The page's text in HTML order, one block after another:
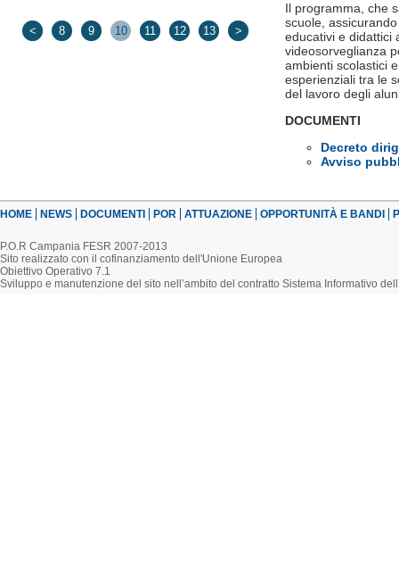
Il programma, che
scuole,
educativi e didattici
videosorveglianza
ambienti scolastici
esperienziali tra le
del lavoro degli
DOCUMENTI
Decreto
Avviso
< 8 9 10 11 12 13 >
HOME NEWS DOCUMENTI POR ATTUAZIONE OPPORTUNITÀ E BANDI
P.O.R Campania FESR 2007-2013
Sito realizzato con il cofinanziamento dell'Unione Europea
Obiettivo Operativo 7.1
Sviluppo e manutenzione del sito nell’ambito del contratto Sistema Informativo